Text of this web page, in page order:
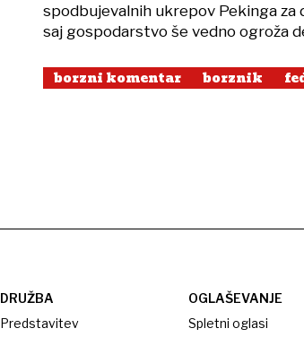
spodbujevalnih ukrepov Pekinga
saj gospodarstvo še vedno ogroža
borzni komentar borznik
DRUŽBA
Predstavitev
OGLAŠEVANJE
Spletni oglasi